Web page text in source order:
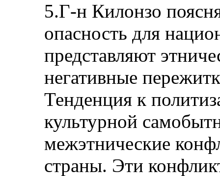
5.Г-н Килонзо
опасность для
представляют
негативные
Тенденция к
культурной
межэтнические
страны. Эти